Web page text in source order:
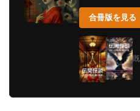
合冊版を見る